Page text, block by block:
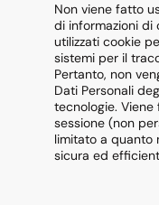
Non viene fatto
di informazioni di
utilizzati cookie
sistemi per il
Pertanto, non
Dati Personali
tecnologie.
sessione (non
limitato a quanto
sicura ed